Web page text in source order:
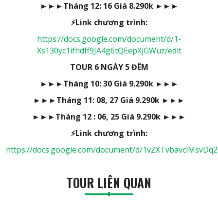
►►►Tháng 12: 16 Giá 8.290k ►►►
⚡Link chương trình:
https://docs.google.com/document/d/1-
Xs130yc1ifhdff9JA4g6tQEepXjGWuz/edit
TOUR 6 NGÀY 5 ĐÊM
►►►Tháng 10: 30 Giá 9.290k ►►►
►►►Tháng 11: 08, 27 Giá 9.290k ►►►
►►►Tháng 12 : 06, 25 Giá 9.290k ►►►
⚡Link chương trình:
https://docs.google.com/document/d/
TOUR LIÊN QUAN